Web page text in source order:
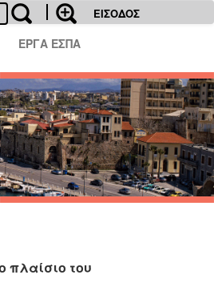
ΕΙΣΟΔΟΣ
ΕΡΓΑ ΕΣΠΑ
πλαίσιο του